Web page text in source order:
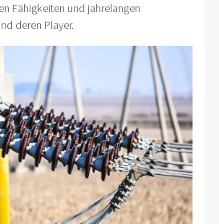
Fähigkeiten und jahrelangen
deren Player.